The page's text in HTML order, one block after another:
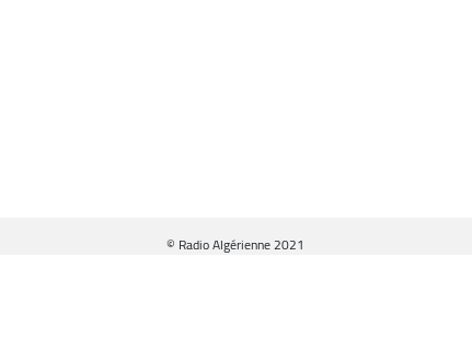
© Radio Algérienne 2021